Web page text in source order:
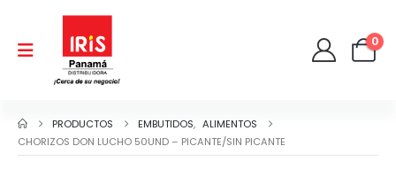
0
PRODUCTOS EMBUTIDOS, ALIMENTOS
CHORIZOS DON LUCHO 50UND – PICANTE/SIN PICANTE